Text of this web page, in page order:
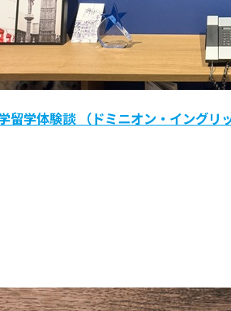
留学体験談 （ドミニオン・イングリ